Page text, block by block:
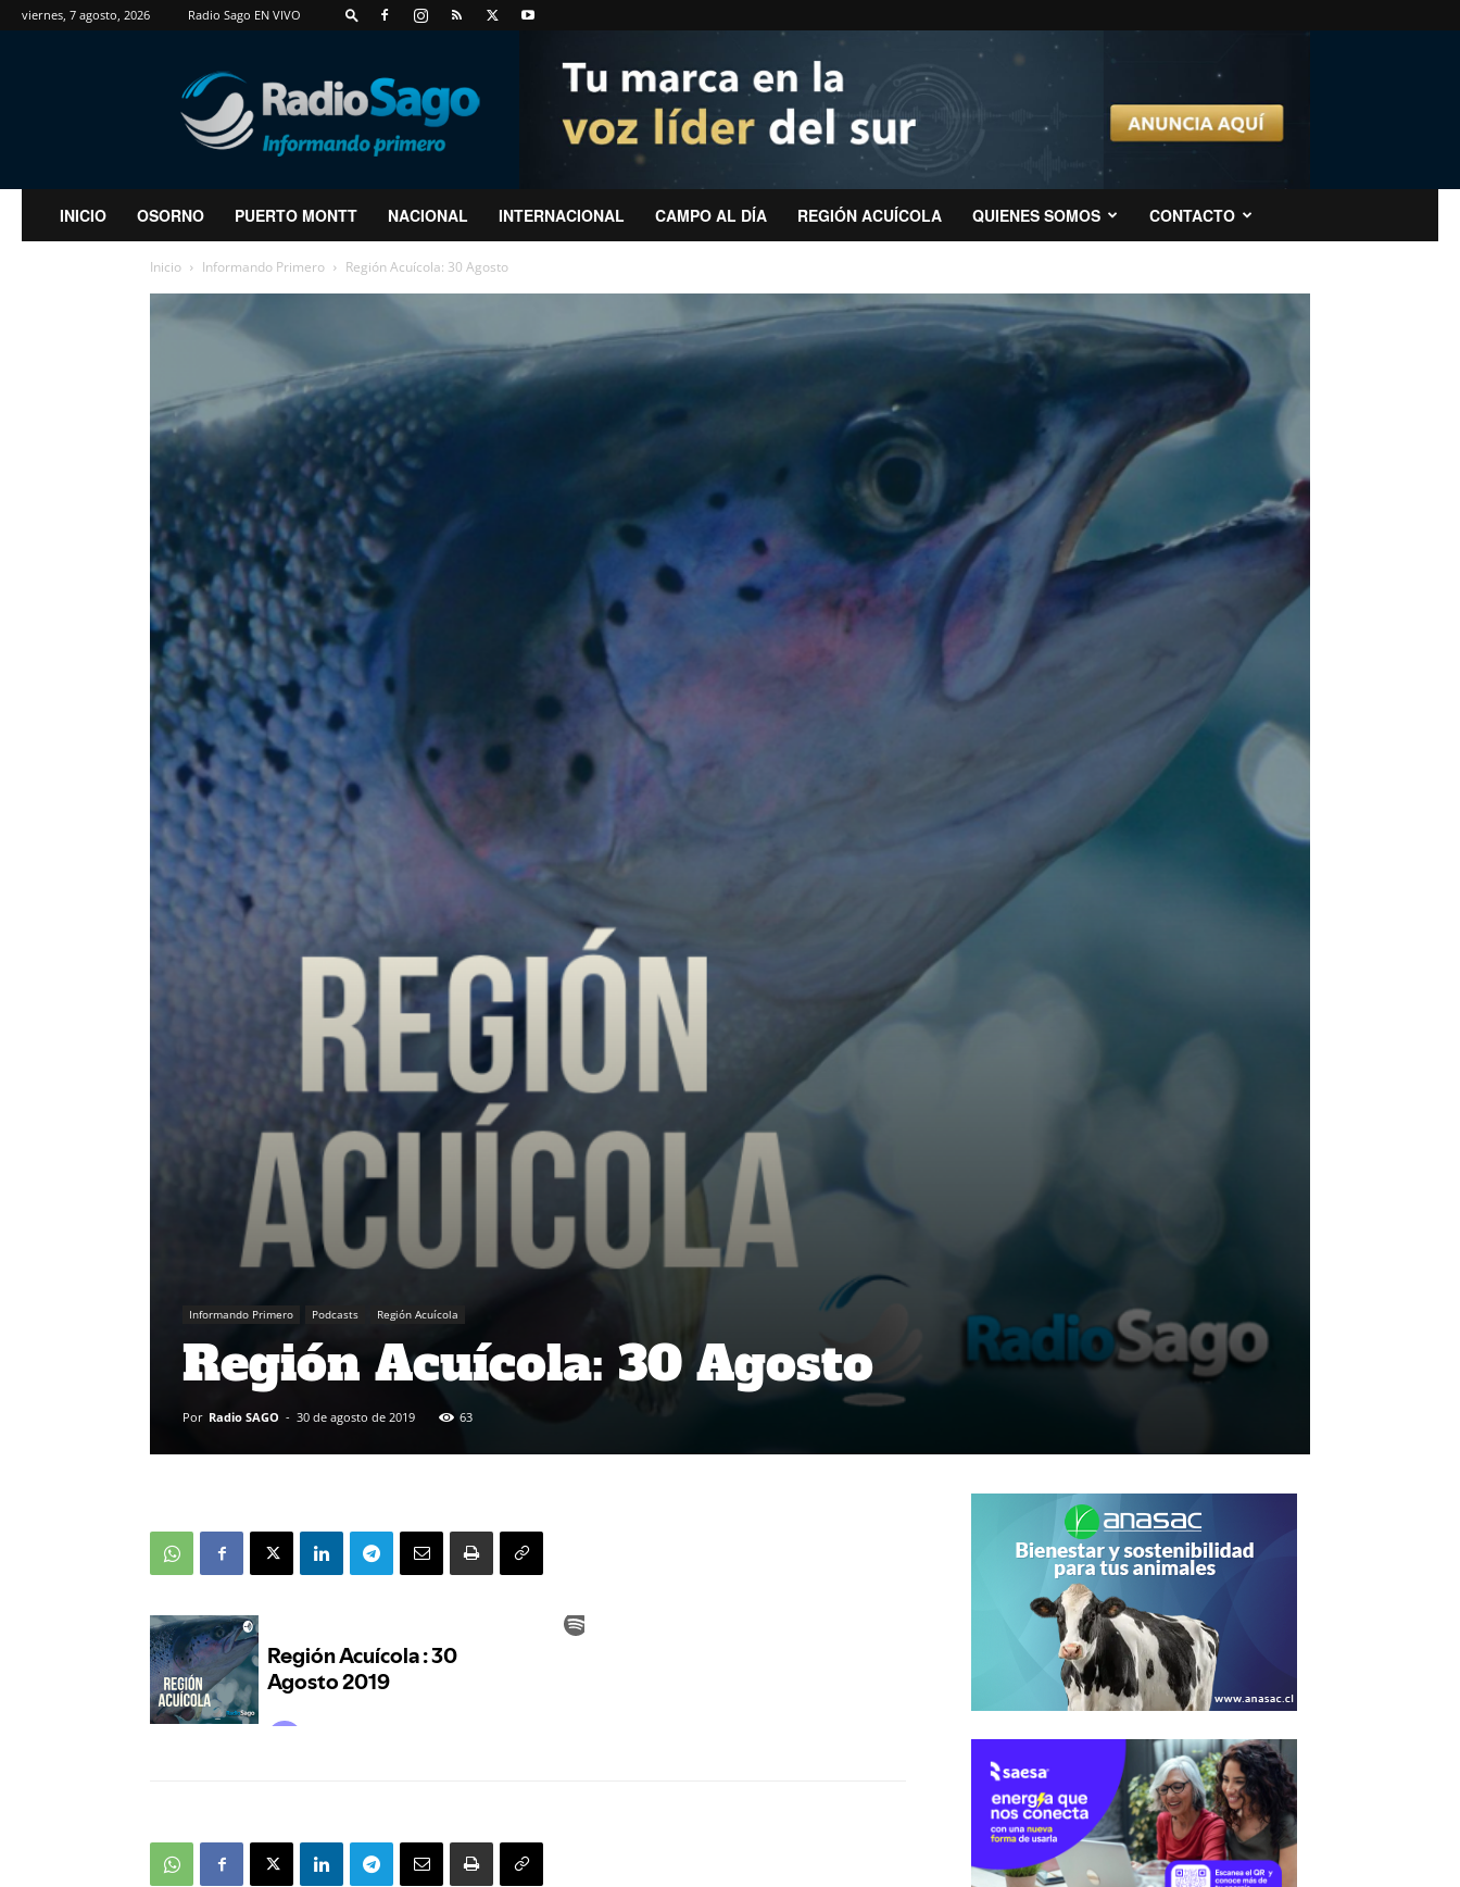
viernes, 7 agosto, 2026 Radio Sago EN VIVO
RadioSago
INICIO OSORNO PUERTO MONTT NACIONAL INTERNACIONAL CAMPO AL DÍA REGIÓN ACUÍCOLA QUIENES SOMOS CONTACTO
Inicio Informando Primero Región Acuícola: 30 Agosto
Informando Primero Podcasts Región Acuícola
Región Acuícola: 30 Agosto
Por Radio SAGO - 30 de agosto de 2019 63